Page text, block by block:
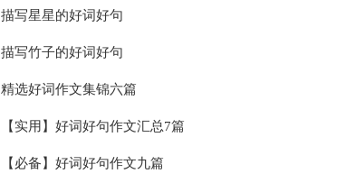
描写星星的好词好句
描写竹子的好词好句
精选好词作文集锦六篇
【实用】好词好句作文汇总7篇
【必备】好词好句作文九篇